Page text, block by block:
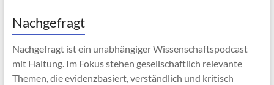
Nachgefragt
Nachgefragt ist ein unabhängiger Wissenschaftspodcast
mit Haltung. Im Fokus stehen gesellschaftlich relevante
Themen, die evidenzbasiert, verständlich und kritisch